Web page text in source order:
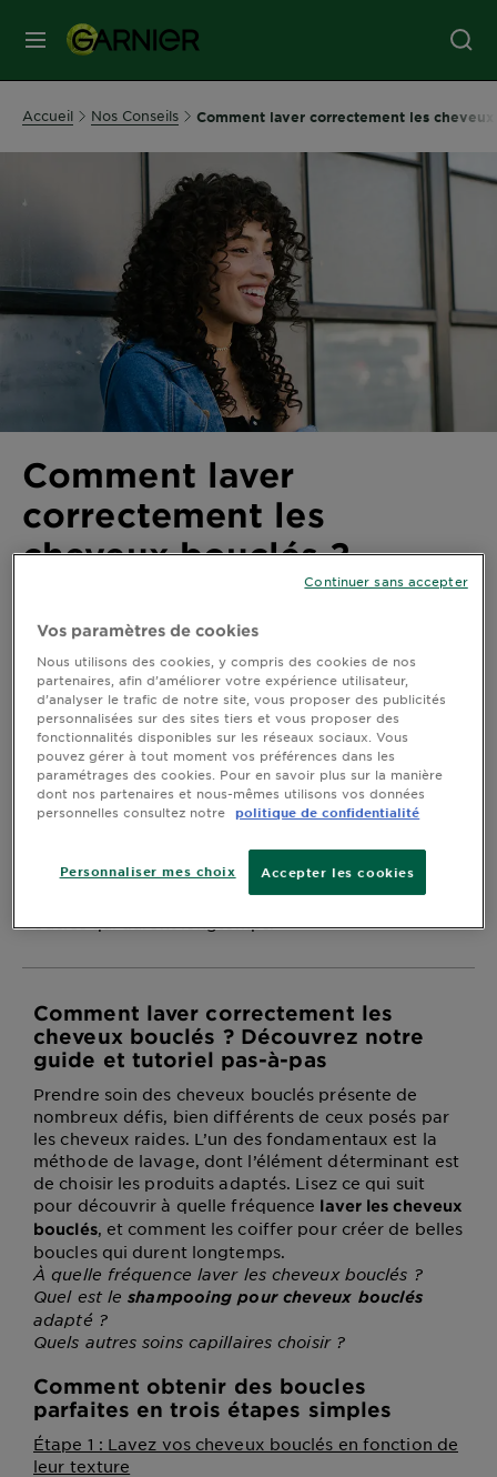
MENU
SOINS
CHEVEUX
COLORATION
SOLAIRE
SERVICES
&
DIAGNOSTICS
Explorer
Au coeur
de
l'ingrédient
Garnier x
Gisele
magazine
Accueil Nos Conseils Comment laver correctement les
Comment laver
correctement les
cheveux bouclés ?
Découvrez notre guide
et tutoriel pas-à-pas
Dernière mise à jour juin 28, 2021
Prendre soin des cheveux bouclés présente de
nombreux défis, bien différents de ceux posés par les
cheveux raides. L’un des fondamentaux est la
choisir les produits adaptés. Lisez ce qui suit pour
découvrir à quelle fréquencelaver les cheveux
, et comment les coiffer pour créer de belles
boucles qui durent longtemps.
Comment laver correctement les
cheveux bouclés ? Découvrez notre
guide et tutoriel pas-à-pas
Prendre soin des cheveux bouclés présente de
nombreux défis, bien différents de ceux posés par
les cheveux raides. L’un des fondamentaux est la
méthode de lavage, dont l’élément déterminant est
de choisir les produits adaptés. Lisez ce qui suit
pour découvrir à quelle fréquence laver les cheveux
bouclés, et comment les coiffer pour créer de belles
boucles qui durent longtemps.
À quelle fréquence laver les cheveux bouclés ?
Quel est leshampooing pour cheveux bouclés
adapté ?
Quels autres soins capillaires choisir ?
Comment obtenir des boucles
parfaites en trois étapes simples
Étape 1 : Lavez vos cheveux bouclés en fonction de
leur texture
Vos paramètres de cookies
Nous utilisons des cookies, y compris des cookies de nos
partenaires, afin d’améliorer votre expérience utilisateur,
d’analyser le trafic de notre site, vous proposer des publicités
personnalisées sur des sites tiers et vous proposer des
fonctionnalités disponibles sur les réseaux sociaux. Vous
pouvez gérer à tout moment vos préférences dans les
paramétrages des cookies. Pour en savoir plus sur la manière
dont nos partenaires et nous-mêmes utilisons vos données
personnelles consultez notre
politique de confidentialité
Accepter les cookies
Personnaliser mes choix
Continuer sans accepter